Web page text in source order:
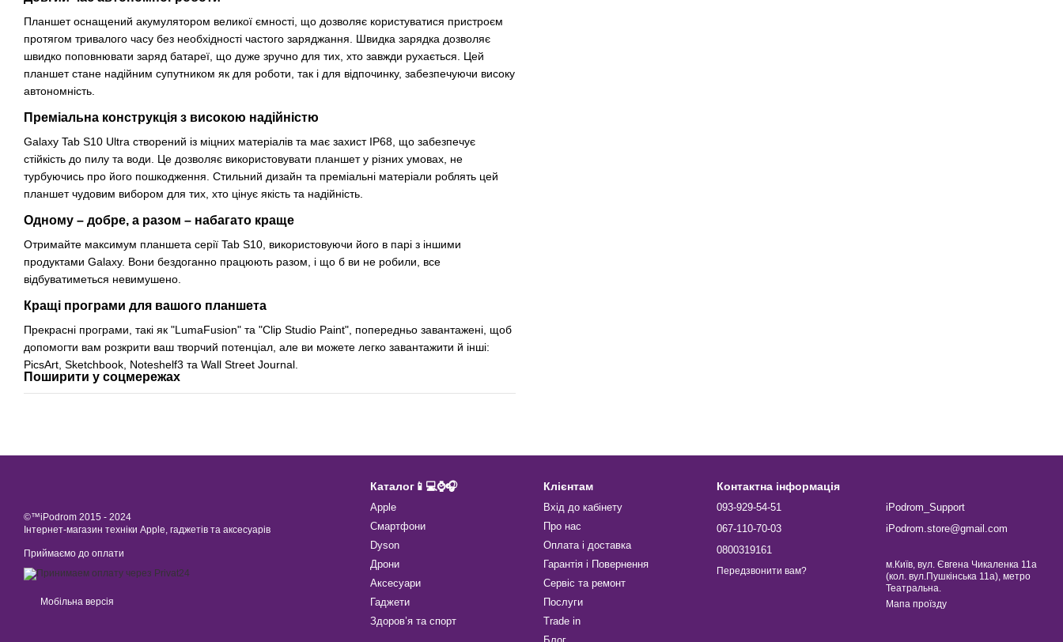
Планшет оснащений акумулятором великої ємності, що дозволяє користуватися пристроєм
протягом тривалого часу без необхідності частого заряджання. Швидка зарядка дозволяє
швидко поповнювати заряд батареї, що дуже зручно для тих, хто завжди рухається. Цей
планшет стане надійним супутником як для роботи, так і для відпочинку, забезпечуючи високу
автономність.
Преміальна конструкція з високою надійністю
Galaxy Tab S10 Ultra створений із міцних матеріалів та має захист IP68, що забезпечує
стійкість до пилу та води. Це дозволяє використовувати планшет у різних умовах, не
турбуючись про його пошкодження. Стильний дизайн та преміальні матеріали роблять цей
планшет чудовим вибором для тих, хто цінує якість та надійність.
Одному – добре, а разом – набагато краще
Отримайте максимум планшета серії Tab S10, використовуючи його в парі з іншими
продуктами Galaxy. Вони бездоганно працюють разом, і що б ви не робили, все
відбуватиметься невимушено.
Кращі програми для вашого планшета
Прекрасні програми, такі як "LumaFusion" та "Clip Studio Paint", попередньо завантажені, щоб
допомогти вам розкрити ваш творчий потенціал, але ви можете легко завантажити й інші:
PicsArt, Sketchbook, Noteshelf3 та Wall Street Journal.
Поширити у соцмережах
©™iPodrom 2015 - 2024
Інтернет-магазин техніки Apple, гаджетів та аксесуарів
Приймаємо до оплати
Мобільна версія
Каталог📱💻⌚️🎧
Apple
Смартфони
Dyson
Дрони
Аксесуари
Гаджети
Здоров’я та спорт
Клієнтам
Вхід до кабінету
Про нас
Оплата і доставка
Гарантія і Повернення
Сервіс та ремонт
Послуги
Trade in
Контактна інформація
093-929-54-51
067-110-70-03
0800319161
Передзвонити вам?
iPodrom_Support
iPodrom.store@gmail.com
м.Київ, вул. Євгена Чикаленка 11а
(кол. вул.Пушкінська 11а), метро
Театральна.
Мапа проїзду